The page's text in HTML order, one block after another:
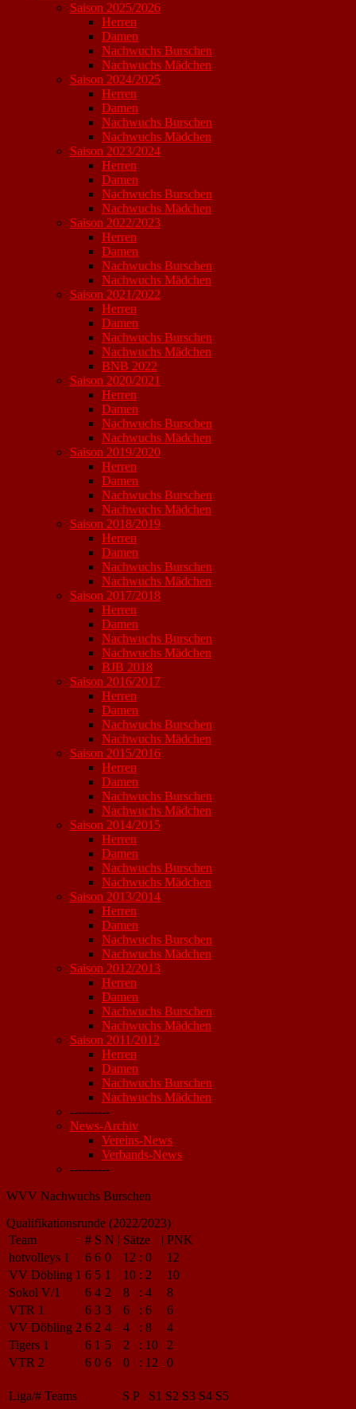
Saison 2025/2026
Herren
Damen
Nachwuchs Burschen
Nachwuchs Mädchen
Saison 2024/2025
Herren
Damen
Nachwuchs Burschen
Nachwuchs Mädchen
Saison 2023/2024
Herren
Damen
Nachwuchs Burschen
Nachwuchs Mädchen
Saison 2022/2023
Herren
Damen
Nachwuchs Burschen
Nachwuchs Mädchen
Saison 2021/2022
Herren
Damen
Nachwuchs Burschen
Nachwuchs Mädchen
BNB 2022
Saison 2020/2021
Herren
Damen
Nachwuchs Burschen
Nachwuchs Mädchen
Saison 2019/2020
Herren
Damen
Nachwuchs Burschen
Nachwuchs Mädchen
Saison 2018/2019
Herren
Damen
Nachwuchs Burschen
Nachwuchs Mädchen
Saison 2017/2018
Herren
Damen
Nachwuchs Burschen
Nachwuchs Mädchen
BJB 2018
Saison 2016/2017
Herren
Damen
Nachwuchs Burschen
Nachwuchs Mädchen
Saison 2015/2016
Herren
Damen
Nachwuchs Burschen
Nachwuchs Mädchen
Saison 2014/2015
Herren
Damen
Nachwuchs Burschen
Nachwuchs Mädchen
Saison 2013/2014
Herren
Damen
Nachwuchs Burschen
Nachwuchs Mädchen
Saison 2012/2013
Herren
Damen
Nachwuchs Burschen
Nachwuchs Mädchen
Saison 2011/2012
Herren
Damen
Nachwuchs Burschen
Nachwuchs Mädchen
----------
News-Archiv
Vereins-News
Verbands-News
----------
WVV Nachwuchs Burschen
Qualifikationsrunde (2022/2023)
Team
# S N | Sätze | PNK
hotvolleys 1
6 6 0 12 : 0
12
VV Döbling 1 6 5 1 10 : 2
10
Sokol V/1
6 4 2 8 : 4
8
VTR 1
6 3 3 6 : 6
6
VV Döbling 2 6 2 4 4 : 8
4
Tigers 1
6 1 5 2 : 10
2
VTR 2
6 0 6 0 : 12 0
Liga/# Teams S P S1 S2 S3 S4 S5